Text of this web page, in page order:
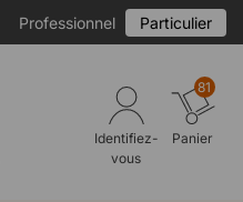
Professionnel Particulier
Identifiez-
vous
81
Panier